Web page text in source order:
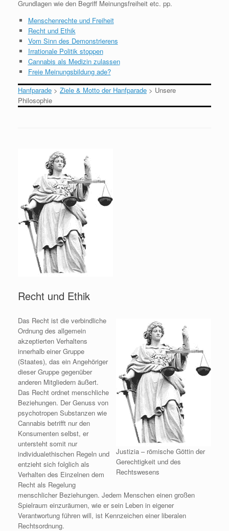
Grundlagen wie den Begriff Meinungsfreiheit etc. pp.
Menschenrechte und Freiheit
Recht und Ethik
Vom Sinn des Demonstrierens
Irrationale Politik stoppen
Cannabis als Medizin zulassen
Freie Meinungsbildung ade?
Hanfparade > Ziele & Motto der Hanfparade > Unsere
Philosophie
Recht und Ethik
Justizia – römische Göttin der
Gerechtigkeit und des
Rechtswesens
Das Recht ist die verbindliche
Ordnung des allgemein
akzeptierten Verhaltens
innerhalb einer Gruppe
(Staates), das ein Angehöriger
dieser Gruppe gegenüber
anderen Mitgliedern äußert.
Das Recht ordnet menschliche
Beziehungen. Der Genuss von
psychotropen Substanzen wie
Cannabis betrifft nur den
Konsumenten selbst, er
untersteht somit nur
individualethischen Regeln und
entzieht sich folglich als
Verhalten des Einzelnen dem
Recht als Regelung
menschlicher Beziehungen. Jedem Menschen einen großen
Spielraum einzuräumen, wie er sein Leben in eigener
Verantwortung führen will, ist Kennzeichen einer liberalen
Rechtsordnung.